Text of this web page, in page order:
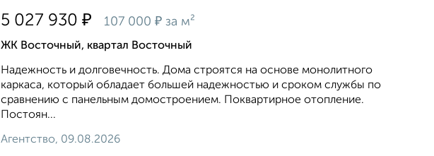
5 027 930 ₽ 107 000 ₽ за м²
ЖК Восточный, квартал Восточный
Надежность и долговечность. Дома строятся на основе монолитного
каркаса, который обладает большей надежностью и сроком службы по
сравнению с панельным домостроением. Поквартирное отопление.
Постоян...
Агентство, 09.08.2026